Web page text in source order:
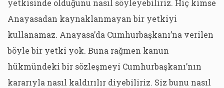
yetkisinde olduğunu nasıl söyleyebiliriz. Hiç kimse
Anayasadan kaynaklanmayan bir yetkiyi
kullanamaz. Anayasa’da Cumhurbaşkanı’na verilen
böyle bir yetki yok. Buna rağmen kanun
hükmündeki bir sözleşmeyi Cumhurbaşkanı’nın
kararıyla nasıl kaldırılır diyebiliriz. Siz bunu nasıl